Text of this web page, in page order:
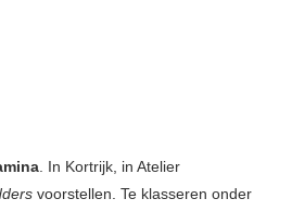
. In Kortrijk, in Atelier
voorstellen. Te klasseren onder